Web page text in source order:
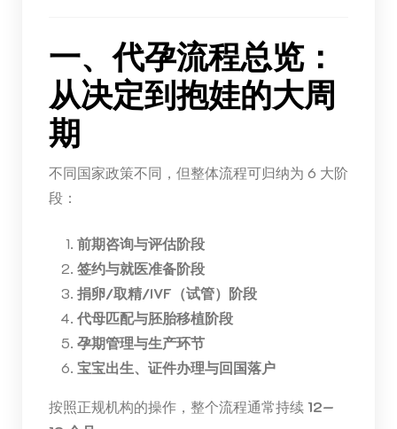
一、代孕流程总览：
从决定到抱娃的大周
期
不同国家政策不同，但整体流程可归纳为 6 大阶
段：
前期咨询与评估阶段
签约与就医准备阶段
捐卵/取精/IVF（试管）阶段
代母匹配与胚胎移植阶段
孕期管理与生产环节
宝宝出生、证件办理与回国落户
按照正规机构的操作，整个流程通常持续12—